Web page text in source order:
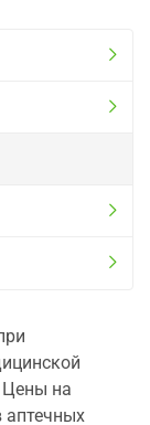
Цены на
аптечных